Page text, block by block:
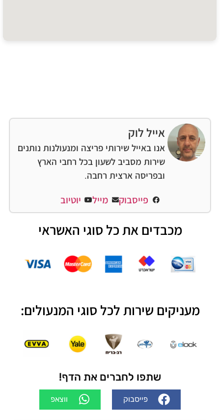
אייל לוק
אנו באייל שירותי פריצה ומנעולנות נותנים
שירות מסביב לשעון בכל רחבי הארץ
ובפריסה ארצית רחבה.
פייסבוק מייל יוטיוב
מכבדים את כל סוגי האשראי
מעניקים שירות לכל סוגי המנעולים:
שתפו לחברים את הדף!
פייסבוק ווצאפ